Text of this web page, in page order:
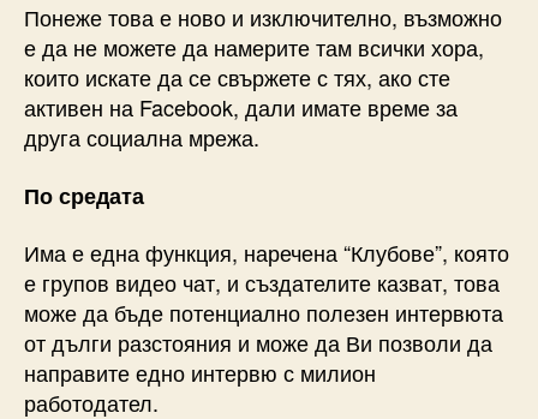
Понеже това е ново и изключително, възможно
е да не можете да намерите там всички хора,
които искате да се свържете с тях, ако сте
активен на Facebook, дали имате време за
друга социална мрежа.
По средата
Има е една функция, наречена “Клубове”, която
е групов видео чат, и създателите казват, това
може да бъде потенциално полезен интервюта
от дълги разстояния и може да Ви позволи да
направите едно интервю с милион
работодател.